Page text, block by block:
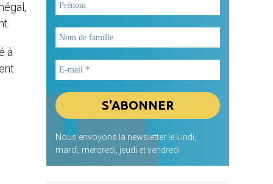
à
Nous envoyons la newsletter le lundi,
mardi, mercredi, jeudi et vendredi